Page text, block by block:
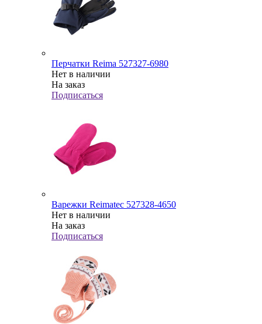
Перчатки Reima 527327-6980
Нет в наличии
На заказ
Подписаться
Варежки Reimatec 527328-4650
Нет в наличии
На заказ
Подписаться